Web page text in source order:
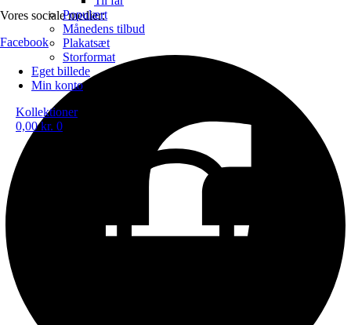
Populært
Månedens tilbud
Plakatsæt
Storformat
Eget billede
Min konto
Kollektioner
0,00kr. 0
Vores sociale medier:
Facebook